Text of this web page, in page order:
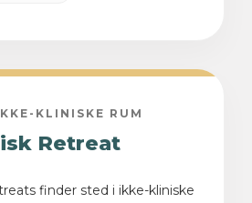
KLINISKE RUM
Retreat
finder sted i ikke-kliniske